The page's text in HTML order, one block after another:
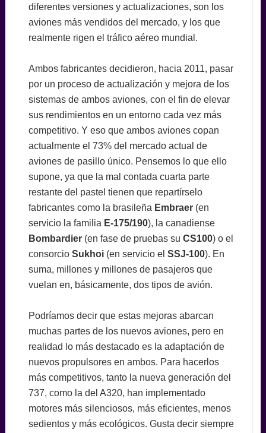
diferentes versiones y actualizaciones, son los
aviones más vendidos del mercado, y los que
realmente rigen el tráfico aéreo mundial.
Ambos fabricantes decidieron, hacia 2011, pasar
por un proceso de actualización y mejora de los
sistemas de ambos aviones, con el fin de elevar
sus rendimientos en un entorno cada vez más
competitivo. Y eso que ambos aviones copan
actualmente el 73% del mercado actual de
aviones de pasillo único. Pensemos lo que ello
supone, ya que la mal contada cuarta parte
restante del pastel tienen que repartírselo
fabricantes como la brasileña Embraer(en
servicio la familia E-175/190), la canadiense
Bombardier(en fase de pruebas su CS100) o el
consorcio Sukhoi(en servicio el SSJ-100). En
suma, millones y millones de pasajeros que
vuelan en, básicamente, dos tipos de avión.
Podríamos decir que estas mejoras abarcan
muchas partes de los nuevos aviones, pero en
realidad lo más destacado es la adaptación de
nuevos propulsores en ambos. Para hacerlos
más competitivos, tanto la nueva generación del
737, como la del A320, han implementado
motores más silenciosos, más eficientes, menos
sedientos y más ecológicos. Gusta decir siempre